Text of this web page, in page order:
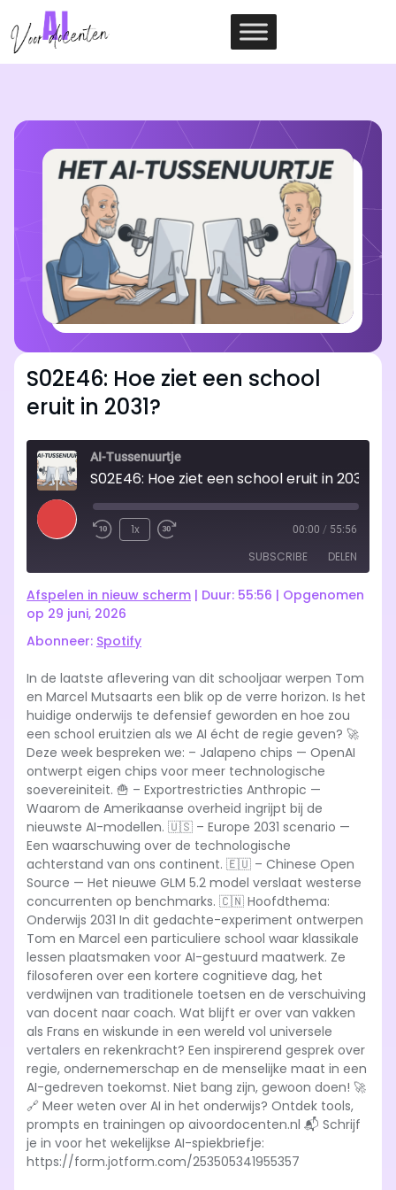
naar
de
S02E46: Hoe ziet een school
eruit in 2031?
AI-Tussenuurtje
S02E46: Hoe ziet een school eruit in 2031?
Play
Rewind
1x
seconds
00:00 / 55:56
SUBSCRIBE DELEN
Spotify
RSS FEED
DELEN
EMBED
Afspelen in nieuw scherm | Duur: 55:56 | Opgenomen
op 29 juni, 2026
Abonneer: Spotify
In de laatste aflevering van dit schooljaar werpen Tom
en Marcel Mutsaarts een blik op de verre horizon. Is het
huidige onderwijs te defensief geworden en hoe zou
een school eruitzien als we AI écht de regie geven? 🚀
Deze week bespreken we: – Jalapeno chips — OpenAI
ontwerpt eigen chips voor meer technologische
soevereiniteit. 🍟 – Exportrestricties Anthropic —
Waarom de Amerikaanse overheid ingrijpt bij de
nieuwste AI-modellen. 🇺🇸 – Europe 2031 scenario —
Een waarschuwing over de technologische
achterstand van ons continent. 🇪🇺 – Chinese Open
Source — Het nieuwe GLM 5.2 model verslaat westerse
concurrenten op benchmarks. 🇨🇳 Hoofdthema:
Onderwijs 2031 In dit gedachte-experiment ontwerpen
Tom en Marcel een particuliere school waar klassikale
lessen plaatsmaken voor AI-gestuurd maatwerk. Ze
filosoferen over een kortere cognitieve dag, het
verdwijnen van traditionele toetsen en de verschuiving
van docent naar coach. Wat blijft er over van vakken
als Frans en wiskunde in een wereld vol universele
vertalers en rekenkracht? Een inspirerend gesprek over
regie, ondernemerschap en de menselijke maat in een
AI-gedreven toekomst. Niet bang zijn, gewoon doen! 🚀
🔗 Meer weten over AI in het onderwijs? Ontdek tools,
prompts en trainingen op aivoordocenten.nl 📬 Schrijf
je in voor het wekelijkse AI-spiekbriefje:
https://form.jotform.com/253505341955357